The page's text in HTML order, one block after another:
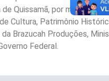
Quissamã, por meio da
Cultura, Patrimônio
Brazucah Produções,
Federal.